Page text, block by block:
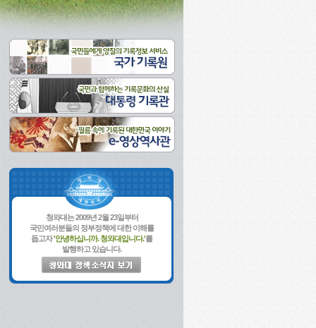
청와대는 2009년 2월 23일부터
국민여러분들의 정부정책에 대한 이해를
돕고자'안녕하십니까. 청와대입니다.'를
발행하고 있습니다.